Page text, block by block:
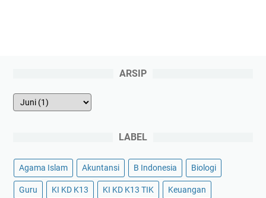
ARSIP
LABEL
Agama Islam Akuntansi B Indonesia Biologi
Guru KI KD K13 KI KD K13 TIK Keuangan